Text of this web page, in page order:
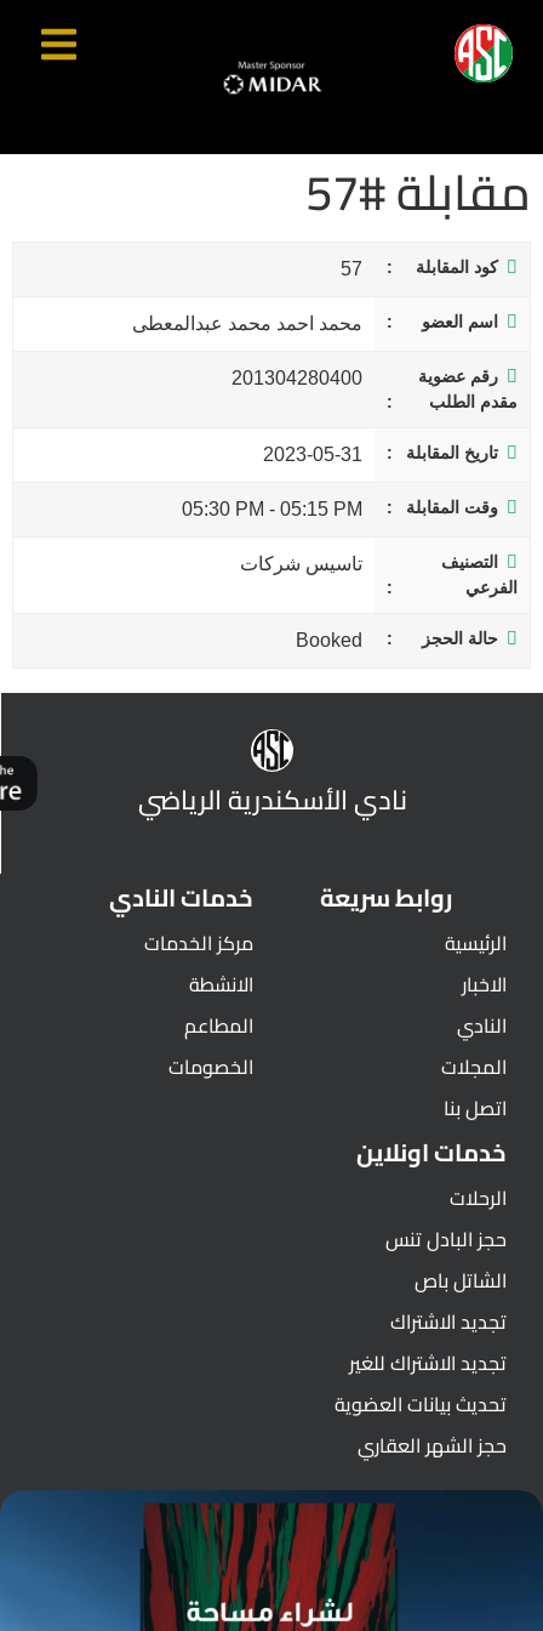
مقابلة #57
كود المقابلة 57
اسم العضو محمد احمد محمد عبدالمعطى
رقم عضوية
مقدم الطلب
201304280400
تاريخ المقابلة 2023-05-31
وقت المقابلة 05:15 PM
-
05:30 PM
التصنيف
الفرعي
تاسيس شركات
حالة الحجز Booked
نادي الأسكندرية الرياضي
روابط سريعة
الرئيسية
الاخبار
النادي
المجلات
اتصل بنا
خدمات النادي
مركز الخدمات
الانشطة
المطاعم
الخصومات
خدمات اونلاين
الرحلات
حجز البادل تنس
الشاتل باص
تجديد الاشتراك
تجديد الاشتراك للغير
تحديث بيانات العضوية
حجز الشهر العقاري